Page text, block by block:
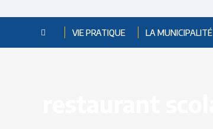
VIE PRATIQUE LA MUNICIPALITÉ